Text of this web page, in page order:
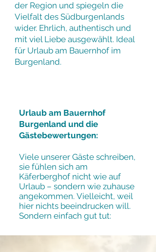
der Region und spiegeln die
Vielfalt des Südburgenlands
wider. Ehrlich, authentisch und
mit viel Liebe ausgewählt. Ideal
für Urlaub am Bauernhof im
Burgenland.
Urlaub am Bauernhof
Burgenland und die
Gästebewertungen:
Viele unserer Gäste schreiben,
sie fühlen sich am
Käferberghof nicht wie auf
Urlaub – sondern wie zuhause
angekommen. Vielleicht, weil
hier nichts beeindrucken will.
Sondern einfach gut tut: